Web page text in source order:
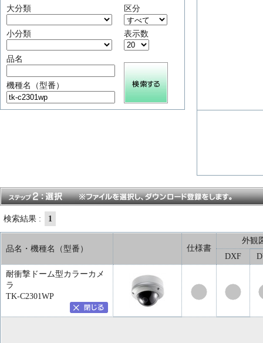
大分類 区分
小分類 表示数
品名
機種名（型番）
検索結果 : 1
品名・機種名（型番） 仕様書
外観
DXF
耐衝撃ドーム型カラーカメ
ラ
TK-C2301WP